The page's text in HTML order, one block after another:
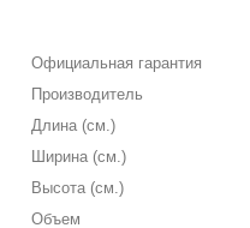
Официальная гарантия
Производитель
Длина (см.)
Ширина (см.)
Высота (см.)
Объем